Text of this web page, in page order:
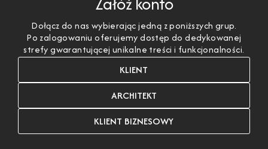
Dołącz do nas wybierając jedną z poniższych grup.
Po zalogowaniu oferujemy dostęp do dedykowanej
strefy gwarantującej unikalne treści i funkcjonalności.
KLIENT
ARCHITEKT
KLIENT BIZNESOWY